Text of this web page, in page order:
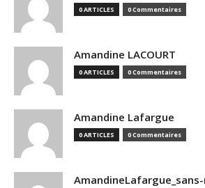
0 ARTICLES 0 Commentaires
Amandine LACOURT
0 ARTICLES 0 Commentaires
Amandine Lafargue
0 ARTICLES 0 Commentaires